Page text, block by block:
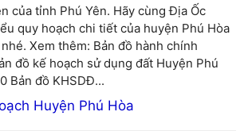
của tỉnh Phú Yên. Hãy cùng Địa Ốc
quy hoạch chi tiết của huyện Phú Hòa
Xem thêm: Bản đồ hành chính
đồ kế hoạch sử dụng đất Huyện Phú
Bản đồ KHSDĐ...